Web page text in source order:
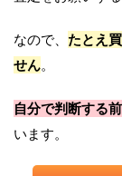
なので、 たとえ
せん。
自分で判断する
います。